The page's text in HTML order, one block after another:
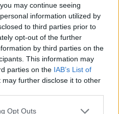
may continue seeing
information utilized by
to third parties prior to
opt-out of the further
by third parties on the
This information may
parties on the IAB’s List of
may further disclose it to other
Opt Outs
Κ.Μητσοτάκης από Παίδων
Πεντέλης: Υλοποιήσαμε τη
μεγαλύτερη κτιριακή
αναβάθμιση και παρέμβαση
στις υποδομές του ΕΣΥ από
συστάσεώς του